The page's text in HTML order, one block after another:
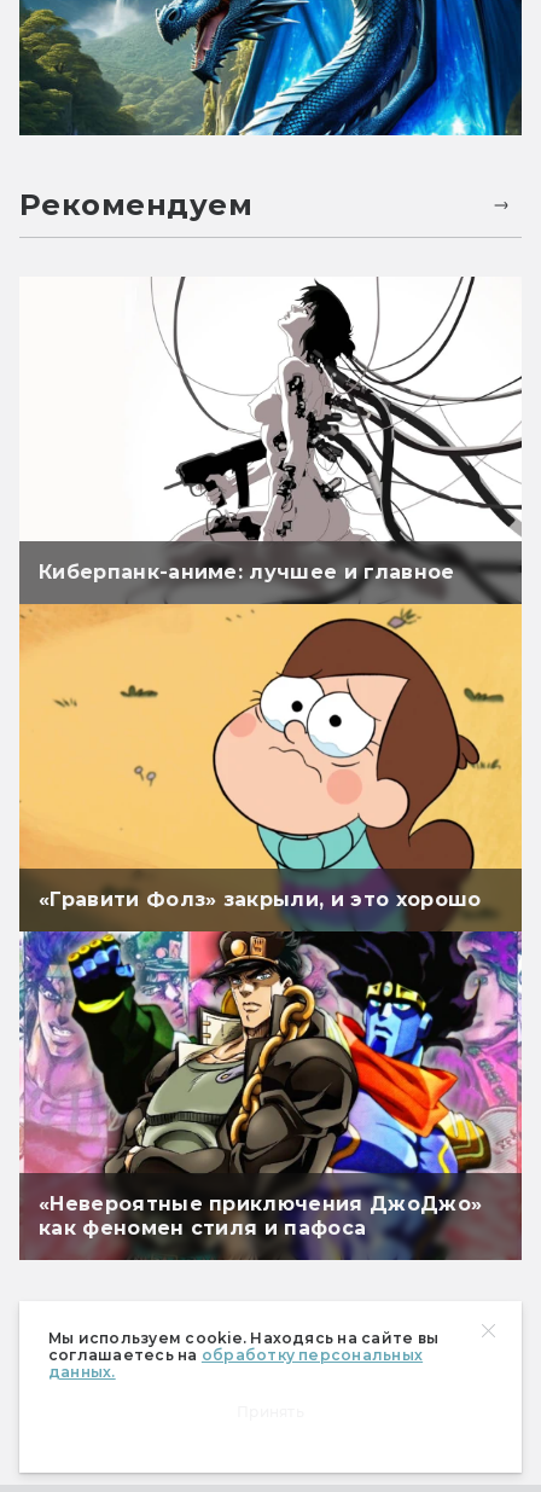
Мы используем cookie. Находясь на сайте вы
соглашаетесь на обработку персональных
данных.
Рекомендуем
Киберпанк-аниме: лучшее и главное
«Гравити Фолз» закрыли, и это хорошо
«Невероятные приключения ДжоДжо»
как феномен стиля и пафоса